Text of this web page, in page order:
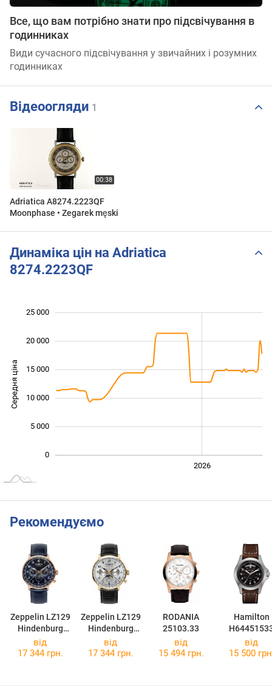
Все, що вам потрібно знати про підсвічування в
годинниках
Види сучасного підсвічування у звичайних і розумних
годинниках
Відеоогляди 1
Adriatica A8274.2223QF
Moonphase • Zegarek męski
Динаміка цін на Adriatica
8274.2223QF
Середня ціна
0
5 000
10 000
15 000
20 000
25 000
2026
Рекомендуємо
Zeppelin LZ129
Hindenburg
7038-3
Zeppelin LZ129
Hindenburg
7038-1
RODANIA
25103.33
Hamilton
від
17 344 грн.
від
17 344 грн.
від
15 494 грн.
від
15 500